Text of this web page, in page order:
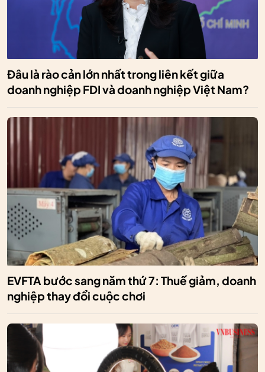
Đâu là rào cản lớn nhất trong liên kết giữa
doanh nghiệp FDI và doanh nghiệp Việt Nam?
EVFTA bước sang năm thứ 7: Thuế giảm, doanh
nghiệp thay đổi cuộc chơi